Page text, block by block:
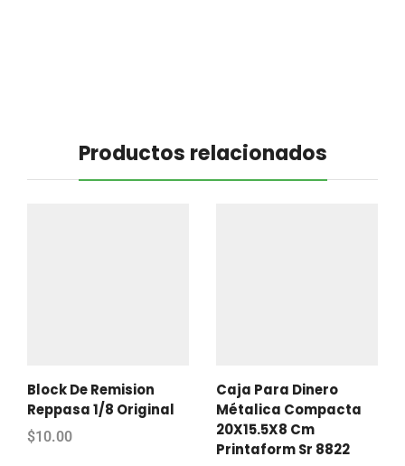
Productos relacionados
Block De Remision
Reppasa 1/8 Original
$10.00
Caja Para Dinero
Métalica Compacta
20X15.5X8 Cm
Printaform Sr 8822